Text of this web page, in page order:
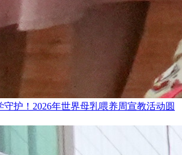
守护！2026年世界母乳喂养周宣教活动圆